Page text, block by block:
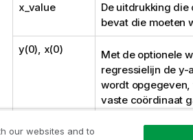
x_value De uitdrukking
bevat die moeten
y(0), x(0) Met de optionele
regressielijn de y-
wordt
vaste coördinaat
minimaal twee
our websites and to